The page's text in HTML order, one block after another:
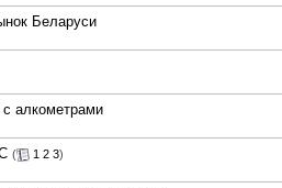
Беларуси
алкометрами
( 1 2 3)